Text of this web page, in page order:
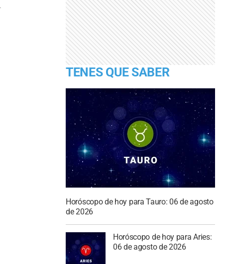
TENES QUE SABER
Horóscopo de hoy para Tauro: 06 de agosto
de 2026
Horóscopo de hoy para Aries:
06 de agosto de 2026